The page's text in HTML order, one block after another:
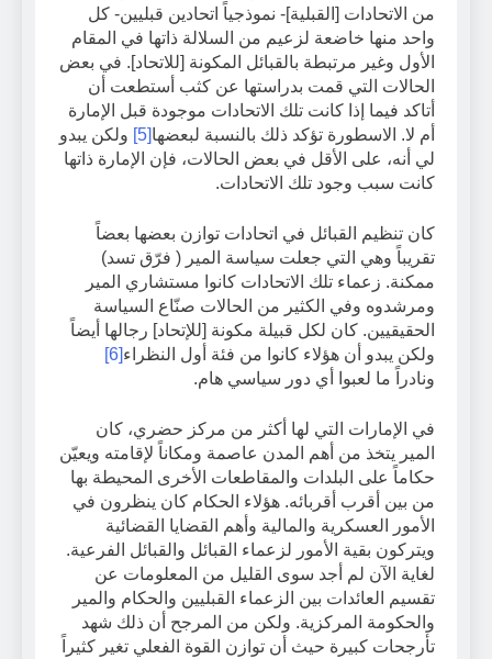
من الاتحادات [القبلية]- نموذجياً اتحادين قبليين- كل
واحد منها خاضعة لزعيم من السلالة ذاتها في المقام
الأول وغير مرتبطة بالقبائل المكونة [للاتحاد]. في بعض
الحالات التي قمت بدراستها عن كثب أستطعت أن
أتاكد فيما إذا كانت تلك الاتحادات موجودة قبل الإمارة
أم لا. الاسطورة تؤكد ذلك بالنسبة لبعضها[5]
ولكن يبدو
لي أنه، على الأقل في بعض الحالات، فإن الإمارة ذاتها
كانت سبب وجود تلك الاتحادات.
كان تنظيم القبائل في اتحادات توازن بعضها بعضاً
تقريباً وهي التي جعلت سياسة المير ( فرّق تسد)
ممكنة. زعماء تلك الاتحادات كانوا مستشاري المير
ومرشدوه وفي الكثير من الحالات صنّاع السياسة
الحقيقيين. كان لكل قبيلة مكونة [للإتحاد] رجالها أيضاً
ولكن يبدو أن هؤلاء كانوا من فئة أول النظراء[6]
ونادراً ما لعبوا أي دور سياسي هام.
في الإمارات التي لها أكثر من مركز حضري، كان
المير يتخذ من أهم المدن عاصمة ومكاناً لإقامته ويعيّن
حكاماً على البلدات والمقاطعات الأخرى المحيطة بها
من بين أقرب أقربائه. هؤلاء الحكام كان ينظرون في
الأمور العسكرية والمالية وأهم القضايا القضائية
ويتركون بقية الأمور لزعماء القبائل والقبائل الفرعية.
لغاية الآن لم أجد سوى القليل من المعلومات عن
تقسيم العائدات بين الزعماء القبليين والحكام والمير
والحكومة المركزية. ولكن من المرجح أن ذلك شهد
تأرجحات كبيرة حيث أن توازن القوة الفعلي تغير كثيراً